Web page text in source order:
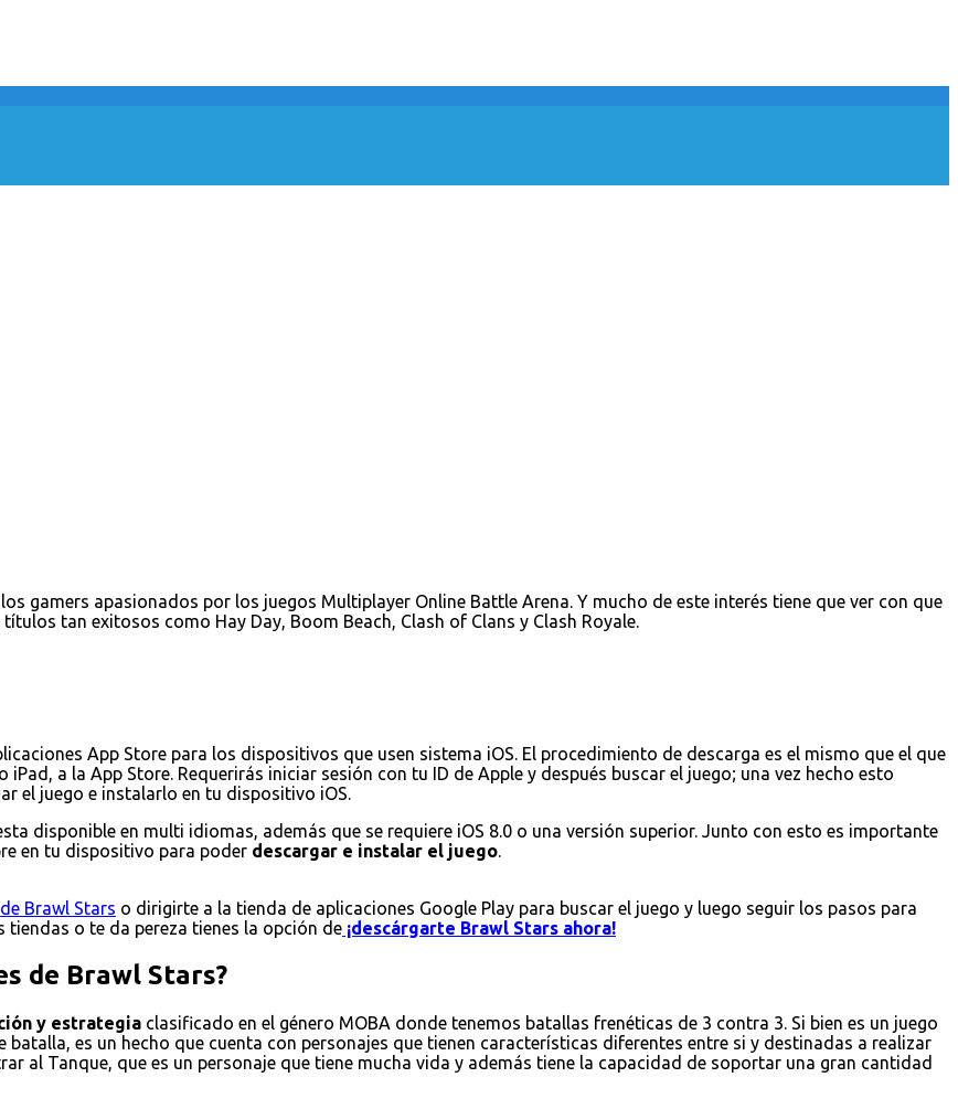
gamers apasionados por los juegos Multiplayer Online Battle Arena. Y mucho de este interés tiene que ver con que
tan exitosos como Hay Day, Boom Beach, Clash of Clans y Clash Royale.
App Store para los dispositivos que usen sistema iOS. El procedimiento de descarga es el mismo que el que
a la App Store. Requerirás iniciar sesión con tu ID de Apple y después buscar el juego; una vez hecho esto
el juego e instalarlo en tu dispositivo iOS.
disponible en multi idiomas, además que se requiere iOS 8.0 o una versión superior. Junto con esto es importante
en tu dispositivo para poder descargar e instalar el juego.
Brawl Stars o dirigirte a la tienda de aplicaciones Google Play para buscar el juego y luego seguir los pasos para
o te da pereza tienes la opción de ¡descárgarte Brawl Stars ahora!
de Brawl Stars?
y estrategia clasificado en el género MOBA donde tenemos batallas frenéticas de 3 contra 3. Si bien es un juego
es un hecho que cuenta con personajes que tienen características diferentes entre si y destinadas a realizar
al Tanque, que es un personaje que tiene mucha vida y además tiene la capacidad de soportar una gran cantidad